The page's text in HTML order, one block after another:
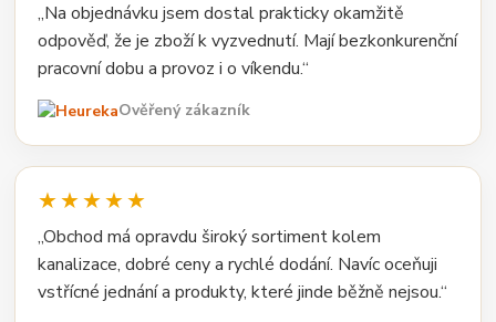
„Na objednávku jsem dostal prakticky okamžitě
odpověď, že je zboží k vyzvednutí. Mají bezkonkurenční
pracovní dobu a provoz i o víkendu.“
Ověřený zákazník
★★★★★
„Obchod má opravdu široký sortiment kolem
kanalizace, dobré ceny a rychlé dodání. Navíc oceňuji
vstřícné jednání a produkty, které jinde běžně nejsou.“